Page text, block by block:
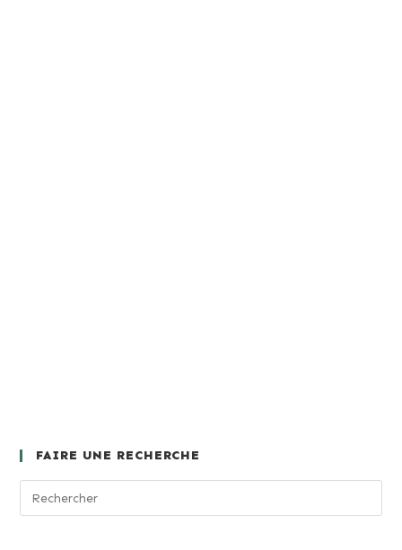
FAIRE UNE RECHERCHE